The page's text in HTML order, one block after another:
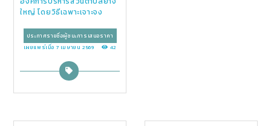
ใหญ่ โดยวิธีเฉพาะเจาะจง
ประกาศรายชื่อผู้ชนะการเสนอราคา
เผยแพร่เมื่อ 7 เมษายน 2569
42